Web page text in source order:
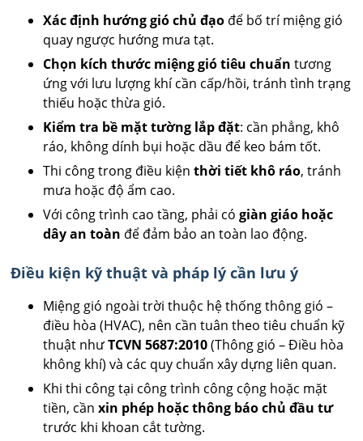
Xác định hướng gió chủ đạo để bố trí miệng gió
quay ngược hướng mưa tạt.
Chọn kích thước miệng gió tiêu chuẩn tương
ứng với lưu lượng khí cần cấp/hồi, tránh tình trạng
thiếu hoặc thừa gió.
Kiểm tra bề mặt tường lắp đặt: cần phẳng, khô
ráo, không dính bụi hoặc dầu để keo bám tốt.
Thi công trong điều kiệnthời tiết khô ráo, tránh
mưa hoặc độ ẩm cao.
Với công trình cao tầng, phải cógiàn giáo hoặc
dây an toàn để đảm bảo an toàn lao động.
Điều kiện kỹ thuật và pháp lý cần lưu ý
Miệng gió ngoài trời thuộc hệ thống thông gió –
điều hòa (HVAC), nên cần tuân theo tiêu chuẩn kỹ
thuật nhưTCVN 5687:2010(Thông gió – Điều hòa
không khí) và các quy chuẩn xây dựng liên quan.
Khi thi công tại công trình công cộng hoặc mặt
tiền, cầnxin phép hoặc thông báo chủ đầu tư
trước khi khoan cắt tường.